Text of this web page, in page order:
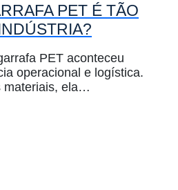
PET É TÃO
PET aconteceu
operacional e logística.
materiais, ela…